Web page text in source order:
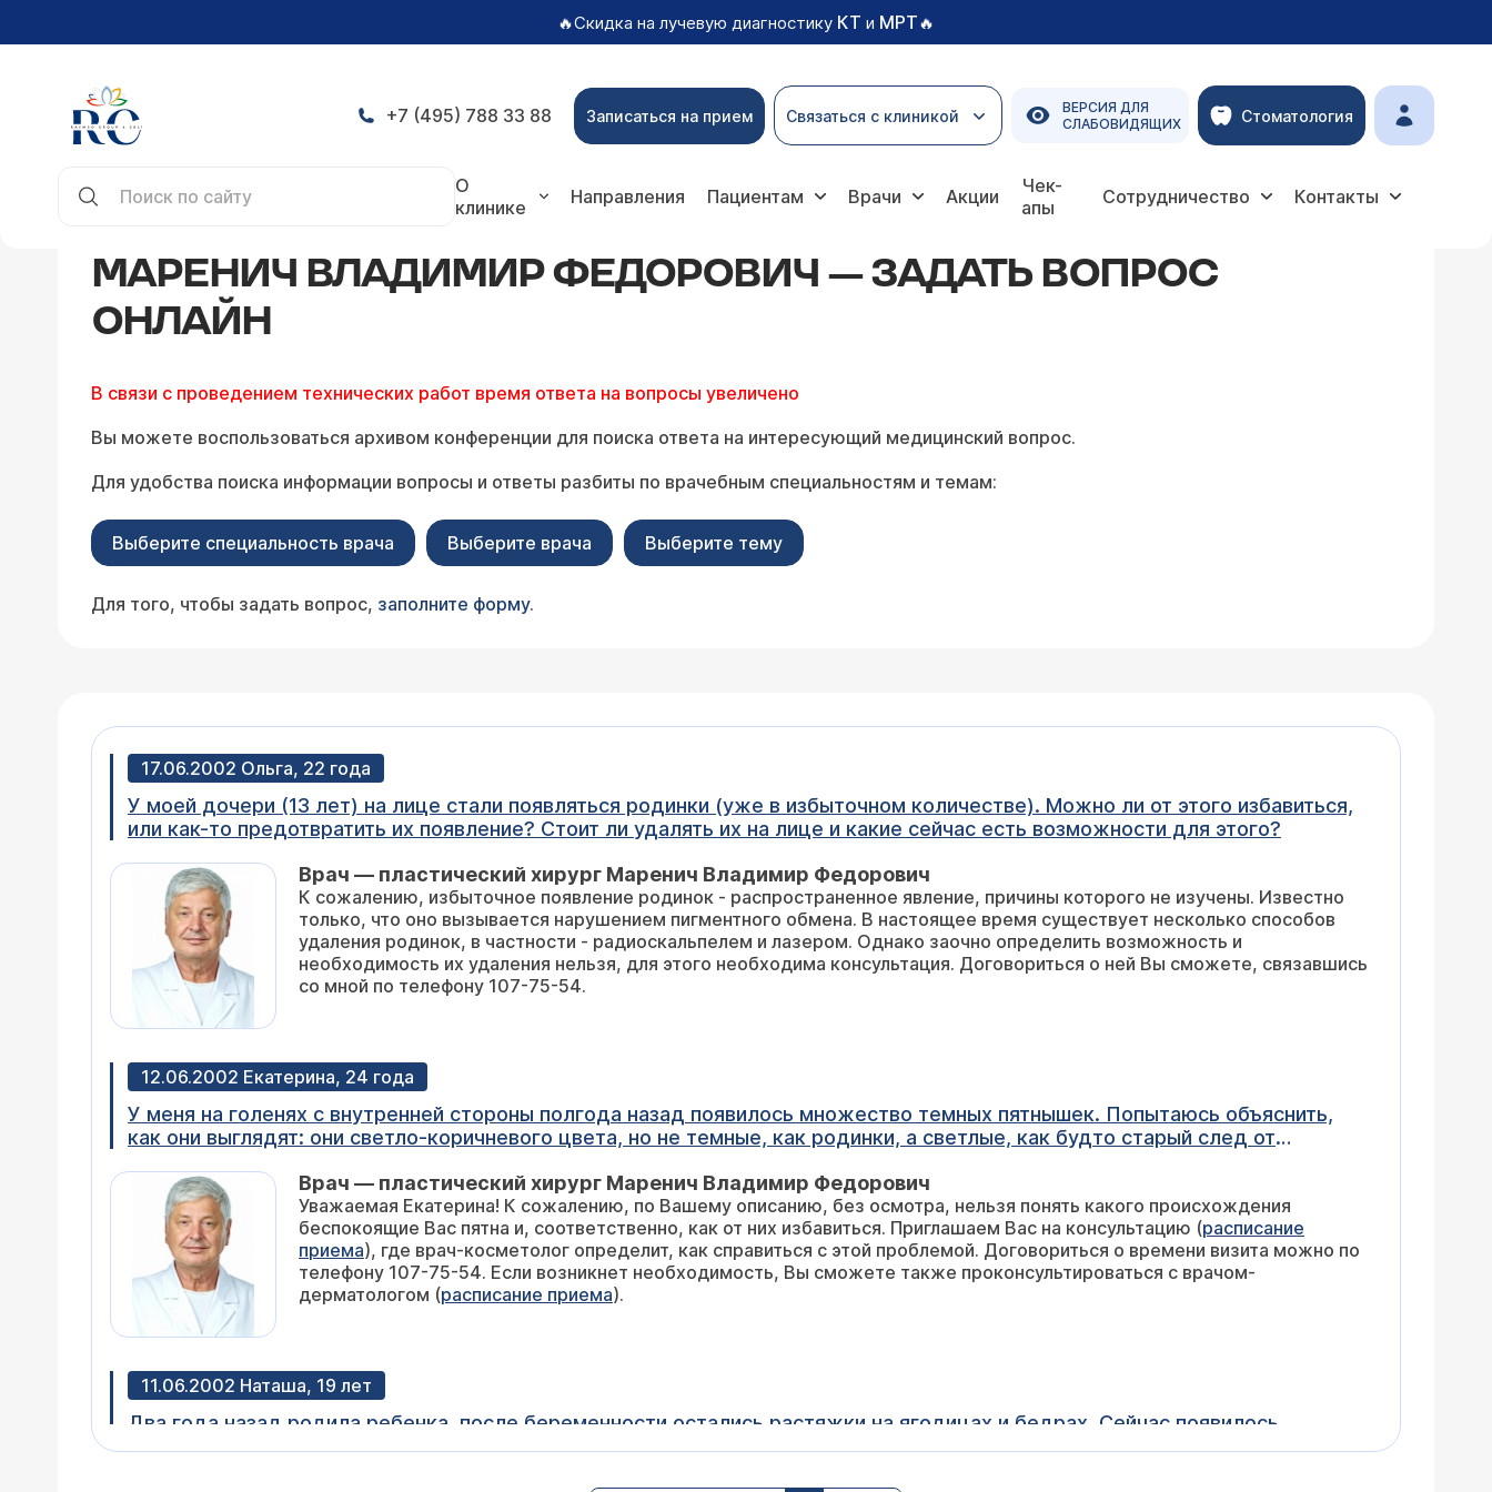
🔥Скидка на лучевую диагностику КТ и МРТ🔥
+7 (495) 788 33 88 Записаться на прием Связаться с клиникой
ВЕРСИЯ ДЛЯ
СЛАБОВИДЯЩИХ
Стоматология
О
клинике
Направления Пациентам Врачи Акции
Чек-
апы
Сотрудничество Контакты
МАРЕНИЧ ВЛАДИМИР ФЕДОРОВИЧ — ЗАДАТЬ ВОПРОС
ОНЛАЙН
В связи с проведением технических работ время ответа на вопросы увеличено
Вы можете воспользоваться архивом конференции для поиска ответа на интересующий медицинский вопрос.
Для удобства поиска информации вопросы и ответы разбиты по врачебным специальностям и темам:
Выберите специальность врача Выберите врача Выберите тему
Для того, чтобы задать вопрос, заполните форму.
17.06.2002 Ольга, 22 года
У моей дочери (13 лет) на лице стали появляться родинки (уже в избыточном количестве). Можно ли от этого избавиться,
или как-то предотвратить их появление? Стоит ли удалять их на лице и какие сейчас есть возможности для этого?
Врач — пластический хирург Маренич Владимир Федорович
К сожалению, избыточное появление родинок - распространенное явление, причины которого не изучены. Известно
только, что оно вызывается нарушением пигментного обмена. В настоящее время существует несколько способов
удаления родинок, в частности - радиоскальпелем и лазером. Однако заочно определить возможность и
необходимость их удаления нельзя, для этого необходима консультация. Договориться о ней Вы сможете, связавшись
со мной по телефону 107-75-54.
12.06.2002 Екатерина, 24 года
У меня на голенях с внутренней стороны полгода назад появилось множество темных пятнышек. Попытаюсь объяснить,
как они выглядят: они светло-коричневого цвета, но не темные, как родинки, а светлые, как будто старый след от
по краям, в принципе, мелкие. Не болят, не чешутся, ничего. Только эстетически портят ноги и поэтому мешают мне.
Сначала я думала, что это от эпиляции, стала пользоваться бритвой, но они не проходят (хотя и больше вроде не
появляются). Подскажите, что это может быть, и как это можно вылечить. Спасибо.
Врач — пластический хирург Маренич Владимир Федорович
Уважаемая Екатерина! К сожалению, по Вашему описанию, без осмотра, нельзя понять какого происхождения
беспокоящие Вас пятна и, соответственно, как от них избавиться. Приглашаем Вас на консультацию (расписание
приема), где врач-косметолог определит, как справиться с этой проблемой. Договориться о времени визита можно по
телефону 107-75-54. Если возникнет необходимость, Вы сможете также проконсультироваться с врачом-
дерматологом (расписание приема).
11.06.2002 Наташа, 19 лет
Два года назад родила ребенка, после беременности остались растяжки на ягодицах и бедрах. Сейчас появилось
большое количество методов их лечения, скажите, какие методы наиболее эффективны?